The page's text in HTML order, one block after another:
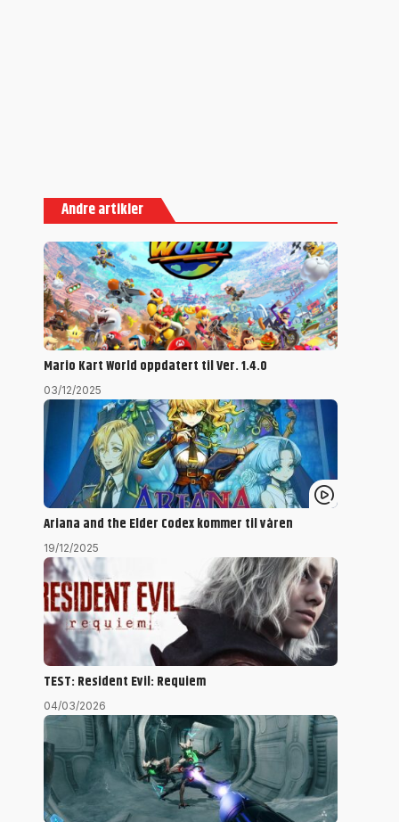
Andre artikler
Mario Kart World oppdatert til Ver. 1.4.0
03/12/2025
Ariana and the Elder Codex kommer til våren
19/12/2025
TEST: Resident Evil: Requiem
04/03/2026